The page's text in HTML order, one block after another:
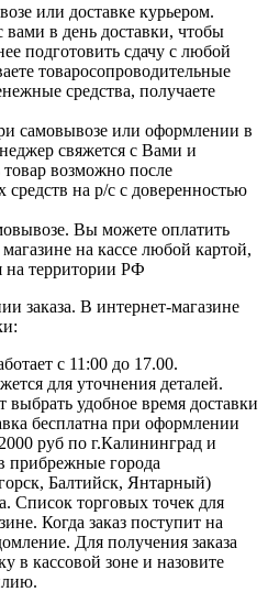
или доставке курьером.
вами в день доставки, чтобы
подготовить сдачу с любой
товаросопроводительные
средства, получаете
самовывозе или оформлении в
свяжется с Вами и
товар возможно после
на р/с с доверенностью
Вы можете оплатить
на кассе любой картой,
на территории РФ
заказа. В интернет-магазине
с 11:00 до 17.00.
для уточнения деталей.
удобное время доставки
бесплатна при оформлении
руб по г.Калининград и
прибрежные города
Балтийск, Янтарный)
Список торговых точек для
Когда заказ поступит на
Для получения заказа
в кассовой зоне и назовите